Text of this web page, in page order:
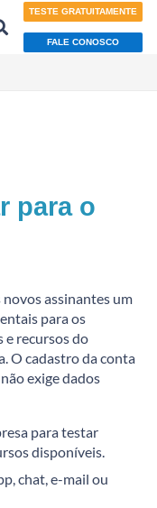
TESTE GRATUITAMENTE
FALE CONOSCO
para o
assinantes um
para os
e recursos do
O cadastro da conta
exige dados
para testar
disponíveis.
chat, e-mail ou